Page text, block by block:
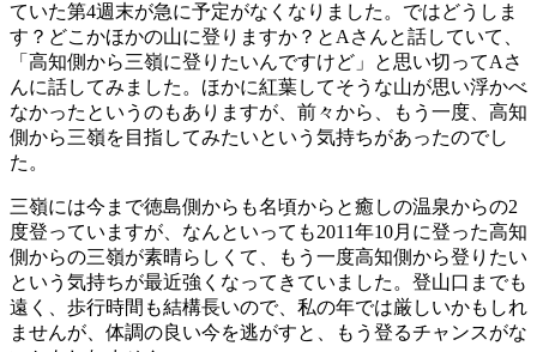
ていた第4週末が急に予定がなくなりました。ではどうしま
す？どこかほかの山に登りますか？とAさんと話していて、
「高知側から三嶺に登りたいんですけど」と思い切ってAさ
んに話してみました。ほかに紅葉してそうな山が思い浮かべ
なかったというのもありますが、前々から、もう一度、高知
側から三嶺を目指してみたいという気持ちがあったのでし
た。
三嶺には今まで徳島側からも名頃からと癒しの温泉からの2
度登っていますが、なんといっても2011年10月に登った高知
側からの三嶺が素晴らしくて、もう一度高知側から登りたい
という気持ちが最近強くなってきていました。登山口までも
遠く、歩行時間も結構長いので、私の年では厳しいかもしれ
ませんが、体調の良い今を逃がすと、もう登るチャンスがな